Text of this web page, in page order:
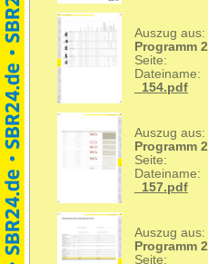
Auszug aus:
Programm
Seite:
Dateiname:
_154.pdf
Auszug aus:
Programm
Seite:
Dateiname:
_157.pdf
Auszug aus:
Programm
Seite: